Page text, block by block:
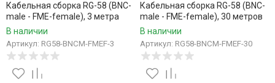
Кабельная сборка RG-58 (BNC-
male - FME-female), 3 метра
В наличии
Артикул: RG58-BNCM-FMEF-3
Кабельная сборка RG-58 (BNC-
male - FME-female), 30 метров
В наличии
Артикул: RG58-BNCM-FMEF-30